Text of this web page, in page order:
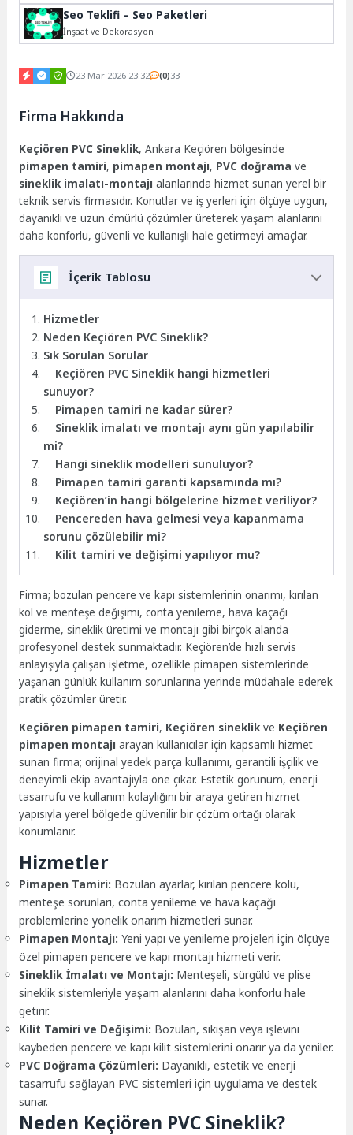
Seo Teklifi – Seo Paketleri
İnşaat ve Dekorasyon
23 Mar 2026 23:32 (0)33
Firma Hakkında
Keçiören PVC Sineklik, Ankara Keçiören bölgesinde
pimapen tamiri, pimapen montajı, PVC doğrama ve
sineklik imalatı-montajı alanlarında hizmet sunan yerel bir
teknik servis firmasıdır. Konutlar ve iş yerleri için ölçüye uygun,
dayanıklı ve uzun ömürlü çözümler üreterek yaşam alanlarını
daha konforlu, güvenli ve kullanışlı hale getirmeyi amaçlar.
İçerik Tablosu
Hizmetler
Neden Keçiören PVC Sineklik?
Sık Sorulan Sorular
Keçiören PVC Sineklik hangi hizmetleri
sunuyor?
Pimapen tamiri ne kadar sürer?
Sineklik imalatı ve montajı aynı gün yapılabilir
mi?
Hangi sineklik modelleri sunuluyor?
Pimapen tamiri garanti kapsamında mı?
Keçiören’in hangi bölgelerine hizmet veriliyor?
Pencereden hava gelmesi veya kapanmama
sorunu çözülebilir mi?
Kilit tamiri ve değişimi yapılıyor mu?
Firma; bozulan pencere ve kapı sistemlerinin onarımı, kırılan
kol ve menteşe değişimi, conta yenileme, hava kaçağı
giderme, sineklik üretimi ve montajı gibi birçok alanda
profesyonel destek sunmaktadır. Keçiören’de hızlı servis
anlayışıyla çalışan işletme, özellikle pimapen sistemlerinde
yaşanan günlük kullanım sorunlarına yerinde müdahale ederek
pratik çözümler üretir.
Keçiören pimapen tamiri, Keçiören sineklik ve Keçiören
pimapen montajı arayan kullanıcılar için kapsamlı hizmet
sunan firma; orijinal yedek parça kullanımı, garantili işçilik ve
deneyimli ekip avantajıyla öne çıkar. Estetik görünüm, enerji
tasarrufu ve kullanım kolaylığını bir araya getiren hizmet
yapısıyla yerel bölgede güvenilir bir çözüm ortağı olarak
konumlanır.
Hizmetler
Pimapen Tamiri: Bozulan ayarlar, kırılan pencere kolu,
menteşe sorunları, conta yenileme ve hava kaçağı
problemlerine yönelik onarım hizmetleri sunar.
Pimapen Montajı: Yeni yapı ve yenileme projeleri için ölçüye
özel pimapen pencere ve kapı montajı hizmeti verir.
Sineklik İmalatı ve Montajı: Menteşeli, sürgülü ve plise
sineklik sistemleriyle yaşam alanlarını daha konforlu hale
getirir.
Kilit Tamiri ve Değişimi: Bozulan, sıkışan veya işlevini
kaybeden pencere ve kapı kilit sistemlerini onarır ya da yeniler.
PVC Doğrama Çözümleri: Dayanıklı, estetik ve enerji
tasarrufu sağlayan PVC sistemleri için uygulama ve destek
sunar.
Neden Keçiören PVC Sineklik?